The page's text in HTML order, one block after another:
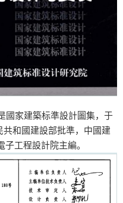
國家建築标準設計圖集，于
和國建設部批準，中國建
工程設計院主編。